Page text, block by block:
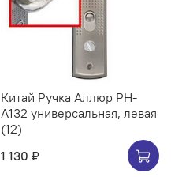
Китай Ручка Аллюр РН-
А132 универсальная, левая
(12)
1 130 ₽